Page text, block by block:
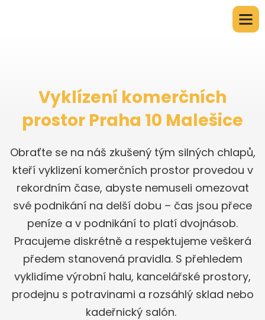
Vyklízení komerčních
prostor Praha 10 Malešice
Obraťte se na náš zkušený tým silných chlapů,
kteří vyklizení komerčních prostor provedou v
rekordním čase, abyste nemuseli omezovat
své podnikání na delší dobu – čas jsou přece
peníze a v podnikání to platí dvojnásob.
Pracujeme diskrétně a respektujeme veškerá
předem stanovená pravidla. S přehledem
vyklidíme výrobní halu, kancelářské prostory,
prodejnu s potravinami a rozsáhlý sklad nebo
kadeřnický salón.